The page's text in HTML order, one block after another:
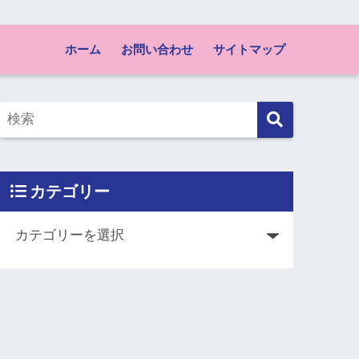
ホーム お問い合わせ サイトマップ
カテゴリー